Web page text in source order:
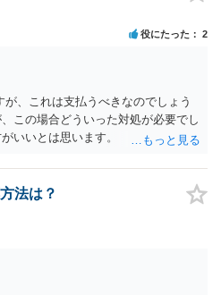
役にたった 2
、これは支払うべきなのでしょう
この場合どういった対処が必要でし
いいとは思います。 そもそも、
万円の被害を受けたとして、１円も
欲しい、と思われるのではないでし
兼ね合いは考えてみましょう。
法は？